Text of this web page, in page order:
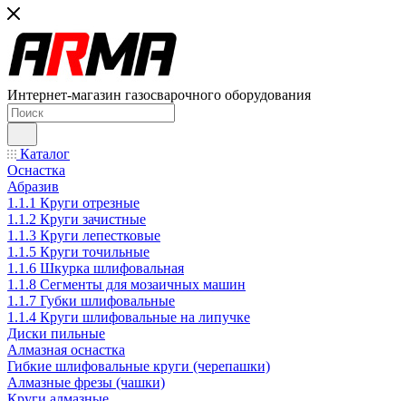
Интернет-магазин газосварочного оборудования
Каталог
Оснастка
Абразив
1.1.1 Круги отрезные
1.1.2 Круги зачистные
1.1.3 Круги лепестковые
1.1.5 Круги точильные
1.1.6 Шкурка шлифовальная
1.1.8 Сегменты для мозаичных машин
1.1.7 Губки шлифовальные
1.1.4 Круги шлифовальные на липучке
Диски пильные
Алмазная оснастка
Гибкие шлифовальные круги (черепашки)
Алмазные фрезы (чашки)